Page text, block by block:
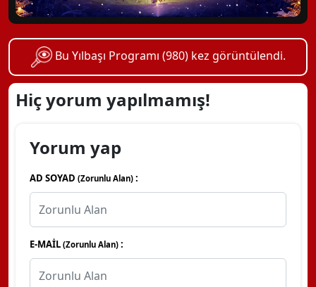
Bu Yılbaşı Programı (980) kez görüntülendi.
Hiç yorum yapılmamış!
Yorum yap
AD SOYAD (Zorunlu Alan) :
E-MAİL (Zorunlu Alan) :